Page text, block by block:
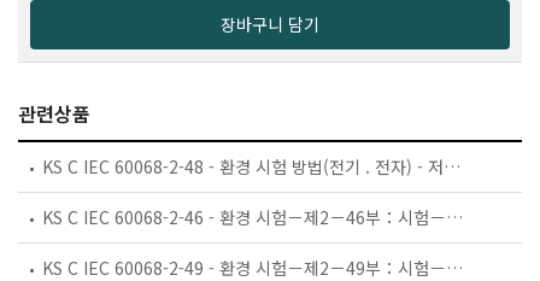
장바구니 담기
관련상품
KS C IEC 60068-2-48 - 환경 시험 방법(전기 . 전자) - 저장효과 시험의 적용 지침
KS C IEC 60068-2-46 - 환경 시험－제2－46부：시험－시험 Kd에 대한 지침：접점 및 접속부에 대한 황화수소 시험
KS C IEC 60068-2-49 - 환경 시험－제2－49부：시험－시험 Kc에 대한 지침：접점 및 접속부에 대한 이산화황 시험